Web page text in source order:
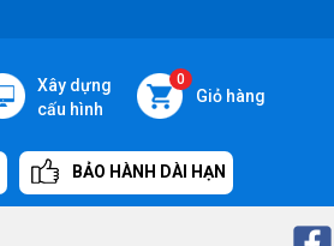
0
Giỏ hàng
Xây dựng
cấu hình
BẢO HÀNH DÀI HẠN